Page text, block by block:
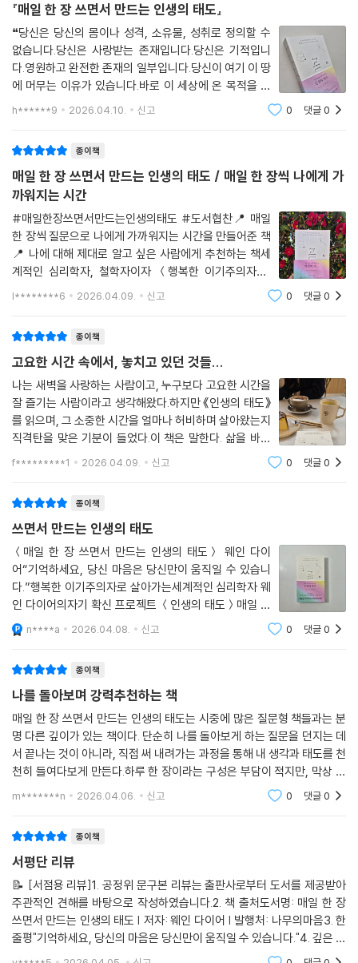
『매일 한 장 쓰면서 만드는 인생의 태도』
❝당신은 당신의 몸이나 성격, 소유물, 성취로 정의할 수
없습니다.당신은 사랑받는 존재입니다.당신은 기적입니
다.영원하고 완전한 존재의 일부입니다.당신이 여기 이 땅
에 머무는 이유가 있습니다.바로 이 세상에 온 목적을 실
현하는 것입니다.당신의 목적에 부합하는 삶을 사는 것이
h******9 2026.04.10. 신고 0 댓글0
종이책
매일 한 장 쓰면서 만드는 인생의 태도 / 매일 한 장씩 나에게 가
까워지는 시간
#매일한장쓰면서만드는인생의태도 #도서협찬📍 매일
한 장씩 질문으로 나에게 가까워지는 시간을 만들어준 책
📍 나에 대해 제대로 알고 싶은 사람에게 추천하는 책세
계적인 심리학자, 철학자이자 ＜행복한 이기주의자＞,
＜인생의 태도＞등 수많은 책으로 많은 사람들의 인생에
l********6 2026.04.09. 신고 0 댓글0
종이책
고요한 시간 속에서, 놓치고 있던 것들...
나는 새벽을 사랑하는 사람이고, 누구보다 고요한 시간을
잘 즐기는 사람이라고 생각해왔다.하지만 《인생의 태도》
를 읽으며, 그 소중한 시간을 얼마나 허비하며 살아왔는지
직격탄을 맞은 기분이 들었다.이 책은 말한다. 삶을 바꾸
는 것은 환경이 아니라 태도라고.행복은 조건이 아니라 지
f*********1 2026.04.09. 신고 0 댓글0
종이책
쓰면서 만드는 인생의 태도
＜매일 한 장 쓰면서 만드는 인생의 태도＞ 웨인 다이
어“기억하세요, 당신 마음은 당신만이 움직일 수 있습니
다.”행복한 이기주의자로 살아가는세계적인 심리학자 웨
인 다이어의자기 확신 프로젝트 ＜인생의 태도＞매일 누
가 쫓아오듯 바쁘게 지내고 있어요.새 학기가 시작되고 여
유가 생길 줄 알았는데오히려 하루를 48시간처럼 보내는
n****a 2026.04.08. 신고 0 댓글0
종이책
나를 돌아보며 강력추천하는 책
매일 한 장 쓰면서 만드는 인생의 태도는 시중에 많은 질문형 책들과는 분
명 다른 깊이가 있는 책이다. 단순히 나를 돌아보게 하는 질문을 던지는 데
서 끝나는 것이 아니라, 직접 써 내려가는 과정을 통해 내 생각과 태도를 천
천히 들여다보게 만든다.하루 한 장이라는 구성은 부담이 적지만, 막상 마
주하는 질문들은 가볍지 않다. 그래서 자연스럽게 스스로를 더 깊이 이해
m*******n 2026.04.06. 신고 0 댓글0
종이책
서평단 리뷰
📝 [서점용 리뷰]1. 공정위 문구본 리뷰는 출판사로부터 도서를 제공받아
주관적인 견해를 바탕으로 작성하였습니다.2. 책 출처도서명: 매일 한 장
쓰면서 만드는 인생의 태도 | 저자: 웨인 다이어 | 발행처: 나무의마음3. 한
줄평"기억하세요, 당신의 마음은 당신만이 움직일 수 있습니다."4. 깊은 읽
기와 독후감심리학의 거장 웨인 다이어의 철학을 가장 실천적으로 경험할